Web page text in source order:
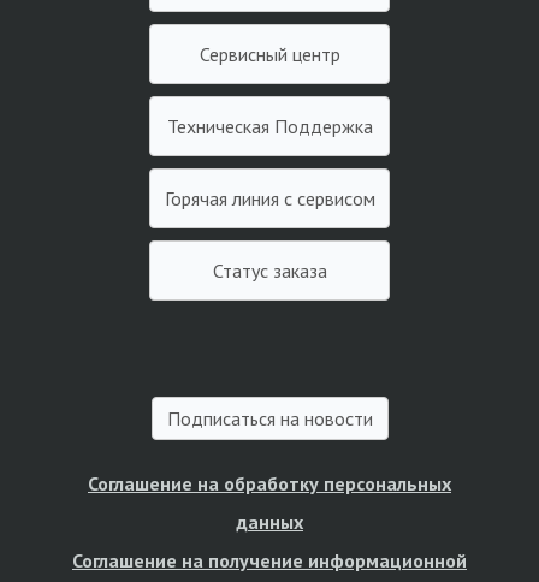
Сервисный центр
Техническая Поддержка
Горячая линия с сервисом
Статус заказа
Подписаться на новости
Соглашение на обработку персональных
данных
Соглашение на получение информационной